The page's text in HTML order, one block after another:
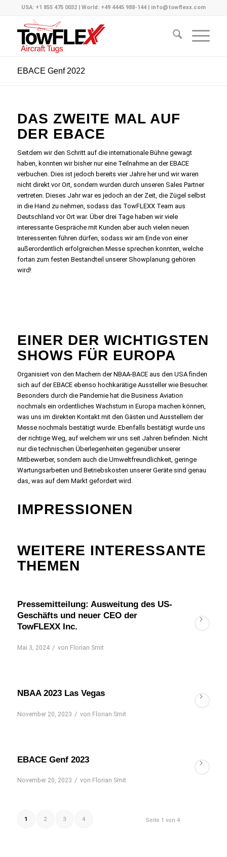
USA: +1 855 475 0032 | World: +49 4445 988-144 | info@towflexx.com
EBACE Genf 2022
DAS ZWEITE MAL AUF
DER EBACE
Seitdem wir den Schritt auf die internationale Bühne gewagt
haben, konnten wir bisher nur eine Teilnahme an der EBACE
verbuchen. Dies ist jedoch bereits vier Jahre her und wir waren
nicht direkt vor Ort, sondern wurden durch unseren Sales Partner
vertreten. Dieses Jahr war es jedoch an der Zeit, die Zügel selbst
in die Hand zu nehmen, sodass das TowFLEXX Team aus
Deutschland vor Ort war. Über drei Tage haben wir viele
interessante Gespräche mit Kunden aber auch vielen neuen
Interessenten führen dürfen, sodass wir am Ende von einer
außerordentlich erfolgreichen Messe sprechen konnten, welche
fortan zum festen Bestandteil unserer Showplanung gehören
wird!
EINER DER WICHTIGSTEN
SHOWS FÜR EUROPA
Organisiert von den Machern der NBAA-BACE aus den USA finden
sich auf der EBACE ebenso hochkarätige Aussteller wie Besucher.
Besonders durch die Pandemie hat die Business Aviation
nochmals ein ordentliches Wachstum in Europa machen können,
was uns im direkten Kontakt mit den Gästen und Ausstellern der
Messe nochmals bestätigt wurde. Ebenfalls bestätigt wurde uns
der richtige Weg, auf welchem wir uns seit Jahren befinden. Nicht
nur die technischen Überlegenheiten gegenüber unserer
Mitbewerber, sondern auch die Umweltfreundlichkeit, geringe
Wartungsarbeiten und Betriebskosten unserer Geräte sind genau
das, was auf dem Markt gefordert wird.
IMPRESSIONEN
WEITERE INTERESSANTE
THEMEN
Pressemitteilung: Ausweitung des US-
Geschäfts und neuer CEO der
TowFLEXX Inc.
Mai 3, 2024 / von Florian Smit
NBAA 2023 Las Vegas
November 20, 2023 / von Florian Smit
EBACE Genf 2023
November 20, 2023 / von Florian Smit
Seite 1 von 4
1 2 3 4